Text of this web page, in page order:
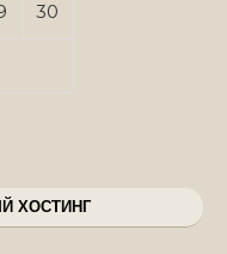
30
ХОСТИНГ